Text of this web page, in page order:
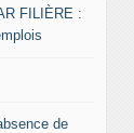
FILIÈRE :
de